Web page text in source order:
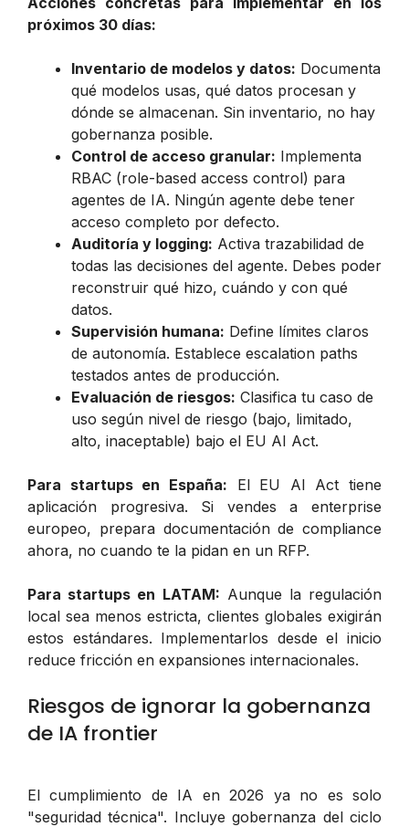
próximos 30 días:
Inventario de modelos y datos: Documenta
qué modelos usas, qué datos procesan y
dónde se almacenan. Sin inventario, no hay
gobernanza posible.
Control de acceso granular: Implementa
RBAC (role-based access control) para
agentes de IA. Ningún agente debe tener
acceso completo por defecto.
Auditoría y logging: Activa trazabilidad de
todas las decisiones del agente. Debes poder
reconstruir qué hizo, cuándo y con qué
datos.
Supervisión humana: Define límites claros
de autonomía. Establece escalation paths
testados antes de producción.
Evaluación de riesgos: Clasifica tu caso de
uso según nivel de riesgo (bajo, limitado,
alto, inaceptable) bajo el EU AI Act.
Para startups en España: El EU AI Act tiene
aplicación progresiva. Si vendes a enterprise
europeo, prepara documentación de compliance
ahora, no cuando te la pidan en un RFP.
Para startups en LATAM: Aunque la regulación
local sea menos estricta, clientes globales exigirán
estos estándares. Implementarlos desde el inicio
reduce fricción en expansiones internacionales.
Riesgos de ignorar la gobernanza
de IA frontier
El cumplimiento de IA en 2026 ya no es solo
"seguridad técnica". Incluye gobernanza del ciclo